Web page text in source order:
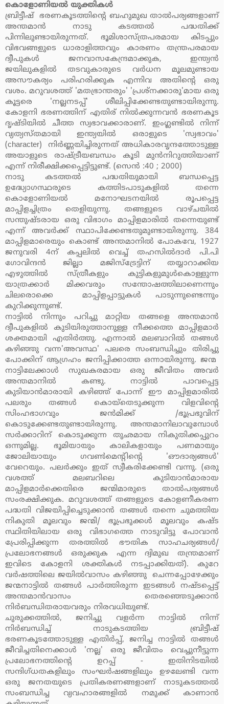
കൊളോണിയല്‍ യുക്തികള്‍
ബ്രിട്ടീഷ് ഭരണകൂടത്തിന്റെ ബഹുമുഖ താല്‍പര്യങ്ങളാണ്
അന്തമാന്‍ നാടു കടത്തല്‍ പദ്ധതിക്ക്
പിന്നിലുണ്ടായിരുന്നത്. ഭൂമിശാസ്ത്രപരമായ കിടപ്പും
വിഭവങ്ങളുടെ ധാരാളിത്തവും കാരണം തന്ത്രപരമായ
ദ്വീപുകള്‍ ജനവാസകേന്ദ്രമാക്കുക, ഇന്ത്യന്‍
ജയിലുകളില്‍ തടവുകാരുടെ വര്‍ധന മൂലമുണ്ടായ
അസൗകര്യം പരിഹരിക്കുക എന്നിവ അതിന്റെ ഒരു
വശം. മറുവശത്ത് 'മതഭ്രാന്തരും' 'പ്രശ്‌നക്കാരു'മായ ഒരു
കൂട്ടരെ 'നല്ലനടപ്പ്' ശീലിപ്പിക്കേണ്ടതുണ്ടായിരുന്നു.
കോളനി ഭരണത്തിന് എതിര് നില്‍ക്കുന്നവന്‍ ഭരണകൂട
ദൃഷ്ടിയില്‍ ചീത്ത സ്വഭാവക്കാരാണ്. ഇംഗ്ലണ്ടില്‍ നിന്ന്
വ്യത്യസ്തമായി ഇന്ത്യയില്‍ ഒരാളുടെ 'സ്വഭാവം'
(character) നിര്‍ണ്ണയിച്ചിരുന്നത് അധികാരവൃന്ദത്തോടുള്ള
അയാളുടെ രാഷ്ട്രീയബന്ധം കൂടി മുന്‍നിറുത്തിയാണ്
എന്ന് നിരീക്ഷിക്കപ്പെട്ടിട്ടുണ്ട്. (സെന്‍ :40 ; 2000)
നാടു കടത്തല്‍ പദ്ധതിയുമായി ബന്ധപ്പെട്ട
ഉദ്ധ്യോഗസ്ഥരുടെ കത്തിടപാടുകളില്‍ തന്നെ
കൊളോണിയല്‍ മനോഘടനയില്‍ രൂപപ്പെട്ട
മാപ്പിളച്ചിത്രം തെളിയുന്നു. തങ്ങളുടെ വാഴ്ചയില്‍
സന്തുഷ്ടരായ ഒരു വിഭാഗം മാപ്പിളമാരില്‍ തന്നെയുണ്ട്
എന്ന് അവര്‍ക്ക് സ്ഥാപിക്കേണ്ടതുമുണ്ടായിരുന്നു. 384
മാപ്പിളമാരെയും കൊണ്ട് അന്തമാനില്‍ പോകവേ, 1927
ജനുവരി 4ന് കപ്പലില്‍ വെച്ച് തഹസില്‍ദാര്‍ പി.പി
ഗോവിന്ദന്‍ ജില്ലാ മജിസ്‌ട്രേട്ടിന് തയ്യാറാക്കിയ
എഴുത്തില്‍ സ്ത്രീകളും കുട്ടികളുമുള്‍കൊള്ളുന്ന
യാത്രക്കാര്‍ മിക്കവരും സന്തോഷത്തിലാണെന്നും
ചിലരൊക്കെ മാപ്പിളപ്പാട്ടുകള്‍ പാടുന്നുണ്ടെന്നും
കുറിക്കുന്നുണ്ട്.
നാട്ടില്‍ നിന്നും പറിച്ചു മാറ്റിയ തങ്ങളെ അന്തമാന്‍
ദ്വീപുകളില്‍ കുടിയിരുത്താനുള്ള നീക്കത്തെ മാപ്പിളമാര്‍
ശക്തമായി എതിര്‍ത്തു. എന്നാല്‍ മലബാറില്‍ തങ്ങള്‍
കഴിഞ്ഞു വന്ന'അവസ്ഥ' പലരെ സംബന്ധിച്ചും തിരിച്ചു
പോക്കിന് ആഗ്രഹം ജനിപ്പിക്കാത്ത ഒന്നായിരുന്നു. ജന്മ
നാട്ടിലേക്കാള്‍ സുഖകരമായ ഒരു ജീവിതം അവര്‍
അന്തമാനില്‍ കണ്ടു. നാട്ടില്‍ പാവപ്പെട്ട
കുടിയാന്‍മാരായി കഴിഞ്ഞ് പോന്ന് ഈ മാപ്പിളമാരില്‍
പലരും തങ്ങള്‍ കൊയ്‌തെടുക്കുന്ന വിളവിന്റെ
സിംഹഭാഗവും ജന്‍മിക്ക് /ഭൂപ്രഭുവിന്
കൊടുക്കേണ്ടതുണ്ടായിരുന്നു. അന്തമാനിലാവുമ്പോള്‍
സര്‍ക്കാറിന് കൊടുക്കുന്ന തുഛമായ നികുതിക്കപ്പുറം
ഒന്നുമില്ല. ഭൂമിയായും കാലികളായും പണമായും
ജോലിയായും ഗവണ്‍മെന്റിന്റെ 'ഔദാര്യങ്ങള്‍'
വേറെയും. പലര്‍ക്കും ഇത് സ്വീകരിക്കേണ്ടി വന്നു. (ഒരു
വശത്ത് മലബറിലെ കുടിയാന്‍മാരായ
മാപ്പിളമാര്‍ക്കെതിരെ ജന്മിമാരുടെ താല്‍പര്യങ്ങള്‍
സംരക്ഷിക്കുക. മറുവശത്ത് തങ്ങളുടെ കോളണീകരണ
പദ്ധതി വിജയിപ്പിച്ചെടുക്കാന്‍ തങ്ങള്‍ തന്നെ ചുമത്തിയ
നികുതി മൂലവും ജന്മി/ ഭൂപ്രഭുക്കള്‍ മൂലവും കഷ്ട
സ്ഥിതിയിലായ ഒരു വിഭാഗത്തെ നാടുവിട്ടു പോവാന്‍
പ്രേരിപ്പിക്കുന്ന തരത്തില്‍ ഭൗതിക സാഹചര്യങ്ങള്‍/
പ്രലോഭനങ്ങള്‍ ഒരുക്കുക എന്ന ദ്വിമുഖ തന്ത്രമാണ്
ഇവിടെ കോളനി ശക്തികള്‍ നടപ്പാക്കിയത്). കുറേ
വര്‍ഷത്തിലെ ജയില്‍വാസം കഴിഞ്ഞു ചെന്നപ്പോഴേക്കും
ജന്മനാട്ടില്‍ തങ്ങള്‍ പാര്‍ത്തിരുന്ന ഇടങ്ങള്‍ നഷ്ടപ്പെട്ട്
അന്തമാന്‍വാസം തെരഞ്ഞെടുക്കാന്‍
നിര്‍ബന്ധിതരായവരും നിരവധിയുണ്ട്.
ചുരുക്കത്തില്‍, ജനിച്ചു വളര്‍ന്ന നാട്ടില്‍ നിന്ന്
നിര്‍ബന്ധിച്ച് നാടുകടത്തിയ ബ്രിട്ടീഷ്
ഭരണകൂടത്തോടുള്ള എതിര്‍പ്പ്, ജനിച്ച നാട്ടില്‍ തങ്ങള്‍
ജീവിച്ചതിനെക്കാള്‍ 'നല്ല' ഒരു ജീവിതം വെച്ചുനീട്ടുന്ന
പ്രലോഭനത്തിന്റെ ഉറപ്പ് - ഇതിനിടയില്‍
സന്ദിഗ്ധതകളിലും സംഘര്‍ഷങ്ങളിലും ഉഴലേണ്ടി വന്ന
ഒരു ജനതയുടെ പ്രതികരണങ്ങളാണ് നാടുകടത്തല്‍
സംബന്ധിച്ച വ്യവഹാരങ്ങളില്‍ നമുക്ക് കാണാന്‍